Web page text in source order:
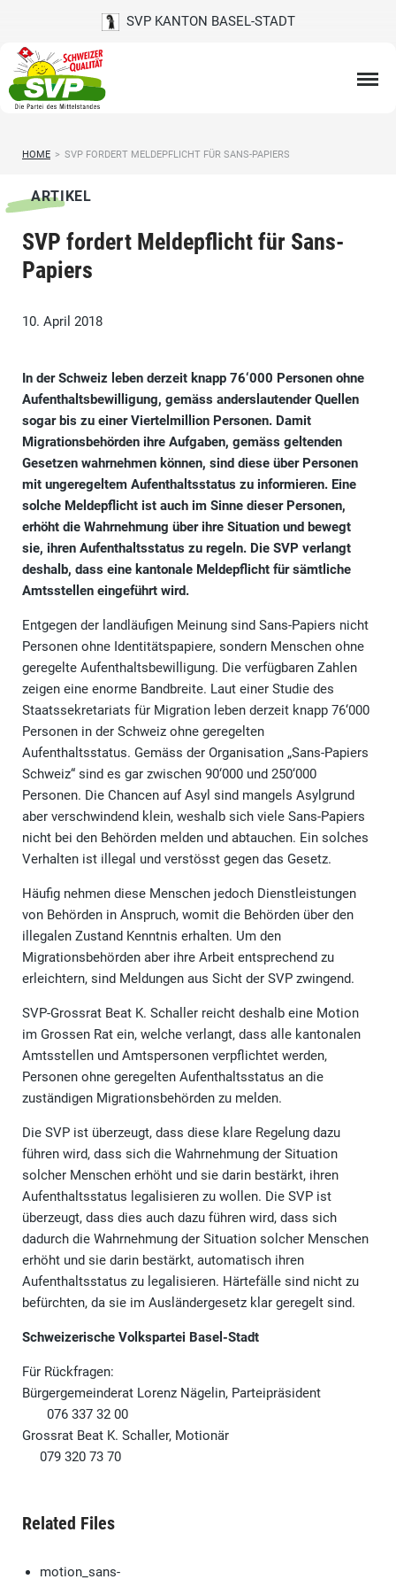
SVP KANTON BASEL-STADT
HOME > SVP FORDERT MELDEPFLICHT FÜR SANS-PAPIERS
ARTIKEL
SVP fordert Meldepflicht für Sans-
Papiers
10. April 2018
In der Schweiz leben derzeit knapp 76‘000 Personen ohne
Aufenthaltsbewilligung, gemäss anderslautender Quellen
sogar bis zu einer Viertelmillion Personen. Damit
Migrationsbehörden ihre Aufgaben, gemäss geltenden
Gesetzen wahrnehmen können, sind diese über Personen
mit ungeregeltem Aufenthaltsstatus zu informieren. Eine
solche Meldepflicht ist auch im Sinne dieser Personen,
erhöht die Wahrnehmung über ihre Situation und bewegt
sie, ihren Aufenthaltsstatus zu regeln. Die SVP verlangt
deshalb, dass eine kantonale Meldepflicht für sämtliche
Amtsstellen eingeführt wird.
Entgegen der landläufigen Meinung sind Sans-Papiers nicht
Personen ohne Identitätspapiere, sondern Menschen ohne
geregelte Aufenthaltsbewilligung. Die verfügbaren Zahlen
zeigen eine enorme Bandbreite. Laut einer Studie des
Staatssekretariats für Migration leben derzeit knapp 76‘000
Personen in der Schweiz ohne geregelten
Aufenthaltsstatus. Gemäss der Organisation „Sans-Papiers
Schweiz“ sind es gar zwischen 90‘000 und 250‘000
Personen. Die Chancen auf Asyl sind mangels Asylgrund
aber verschwindend klein, weshalb sich viele Sans-Papiers
nicht bei den Behörden melden und abtauchen. Ein solches
Verhalten ist illegal und verstösst gegen das Gesetz.
Häufig nehmen diese Menschen jedoch Dienstleistungen
von Behörden in Anspruch, womit die Behörden über den
illegalen Zustand Kenntnis erhalten. Um den
Migrationsbehörden aber ihre Arbeit entsprechend zu
erleichtern, sind Meldungen aus Sicht der SVP zwingend.
SVP-Grossrat Beat K. Schaller reicht deshalb eine Motion
im Grossen Rat ein, welche verlangt, dass alle kantonalen
Amtsstellen und Amtspersonen verpflichtet werden,
Personen ohne geregelten Aufenthaltsstatus an die
zuständigen Migrationsbehörden zu melden.
Die SVP ist überzeugt, dass diese klare Regelung dazu
führen wird, dass sich die Wahrnehmung der Situation
solcher Menschen erhöht und sie darin bestärkt, ihren
Aufenthaltsstatus legalisieren zu wollen. Die SVP ist
überzeugt, dass dies auch dazu führen wird, dass sich
dadurch die Wahrnehmung der Situation solcher Menschen
erhöht und sie darin bestärkt, automatisch ihren
Aufenthaltsstatus zu legalisieren. Härtefälle sind nicht zu
befürchten, da sie im Ausländergesetz klar geregelt sind.
Schweizerische Volkspartei Basel-Stadt
Für Rückfragen:
Bürgergemeinderat Lorenz Nägelin, Parteipräsident
076 337 32 00
Grossrat Beat K. Schaller, Motionär
079 320 73 70
Related Files
motion_sans-